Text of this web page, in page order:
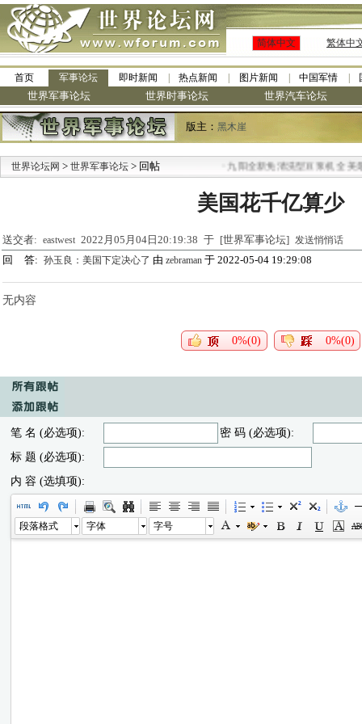
简体中文 繁体中
首页 军事论坛 即时新闻 热点新闻 图片新闻 中国军情
世界军事论坛 世界时事论坛 世界汽车论坛
版主： 黑木崖
世界论坛网 > 世界军事论坛 > 回帖 九阳全新免清洗型豆浆机 全美最低
美国花千亿算少
送交者: eastwest 2022月05月04日20:19:38 于 [世界军事论坛] 发送悄悄话
回 答: 孙玉良：美国下定决心了 由 zebraman 于 2022-05-04 19:29:08
无内容
0%(0) 0%(0)
笔 名 (必选项):
密 码 (必选项):
标 题 (必选项):
内 容 (选填项):
段落格式 字体 字号